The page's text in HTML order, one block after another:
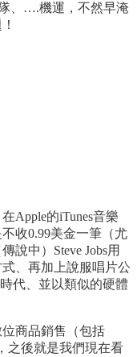
、….機運，不然早淹
Apple的iTunes音樂
收0.99美金一筆（尤
說中）Steve Jobs用
、再加上說服唱片公
代、並以類似的硬體
商品銷售（包括
之後就是我們現在看